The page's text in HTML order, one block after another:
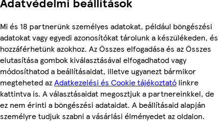
Mi és 18 partnerünk személyes adatokat, például böngészési
adatokat vagy egyedi azonosítókat tárolunk a készülékeden, és
hozzáférhetünk azokhoz. Az Összes elfogadása és az Összes
elutasítása gombok kiválasztásával elfogadhatod vagy
módosíthatod a beállításaidat, illetve ugyanezt bármikor
megteheted azAdatkezelési és Cookie tájékoztató linkre
kattintva is. A választásaidat megosztjuk a partnereinkkel, de
ez nem érinti a böngészési adataidat. A beállításaid alapján
személyre tudjuk szabni a vásárlási élményedet az oldalon.